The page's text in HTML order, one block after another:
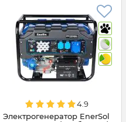
4.9
Электрогенератор EnerSol